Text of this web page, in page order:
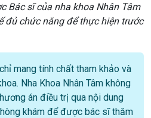
Bác sĩ của nha khoa Nhân Tâm
đủ chức năng để thực hiện trước
mang tính chất tham khảo và
Nha Khoa Nhân Tâm không
án điều trị qua nội dung
khám để được bác sĩ thăm